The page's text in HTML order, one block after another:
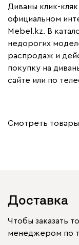
Диваны клик-
официальном
Mebel.kz. В
недорогих
распродаж и
покупку на
сайте или по
Смотреть
Доставка
Чтобы заказать
менеджером по